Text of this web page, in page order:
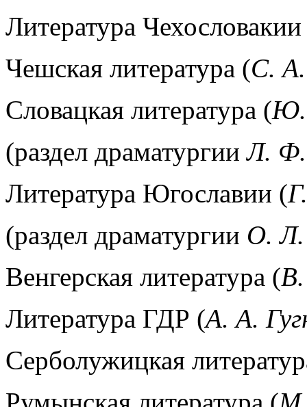
Литература Чехословакии
Чешская литература (С.
Словацкая литература (Ю.
(раздел драматургииЛ.
Литература Югославии (
(раздел драматургии О. Л.
Венгерская литература (
Литература ГДР (А. А.
Серболужицкая